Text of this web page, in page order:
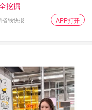
挖掘
省钱快报 APP打开